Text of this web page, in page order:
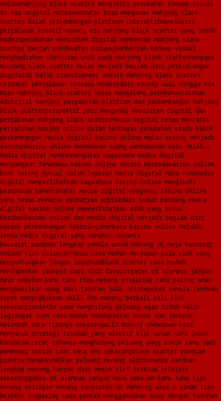
onlinemahjong black scatter mengikuti perubahan konsep visual
di era digital modernsorotan baru mengenai mahjong black
scatter dalam perkembangan platform interaktifmenelusuri
perjalanan kreatif menuju era mahjong black scatter yang lebih
modernperubahan ekosistem digital membentuk mahjong black
scatter dengan pendekatan baruperkembangan konsep visual
menghadirkan identitas unik pada mahjong black scattermengapa
mahjong black scatter mulai menjadi bagian dari perbincangan
digitaldi balik transformasi desain mahjong black scatter
terdapat perjalanan inovasi moderndari konsep awal hingga era
baru mahjong black scatter terus mengalami perubahancatatan
editorial tentang pergeseran platform dan perkembangan mahjong
black scatterperspektif baru mengenai ekosistem digital dan
perjalanan mahjong black scattermedia digital terus mencatat
perjalanan kasino online dalam berbagai perubahan eradi balik
perkembangan media digital kasino online mulai sering menjadi
sorotankasino online menemukan ruang pembahasan baru melalui
media digital modernmengulas bagaimana media digital
mengangkat fenomena kasino online secara berbedakasino online
kian sering muncul dalam laporan media digital masa kinimedia
digital memperlihatkan bagaimana kasino online mengikuti
perubahan zamancatatan media digital mengenai kasino online
yang terus menarik perhatian publikdari sudut pandang media
digital kasino online memperlihatkan arah yang terus
berubahkasino online dan media digital menjadi bagian dari
narasi perkembangan teknologimembaca kasino online melalui
lensa media digital yang semakin dinamis
baccarat panduan lengkap pemula untuk menang di meja baccarat
online klik disinibonanza cara mudah menyusun pola slot yang
menguntungkan jangan lewatkanblack scatter cara mudah
mendapatkan jackpot dari slot favoritgates of olympus jangan
main sebelum kamu tahu tips menang iniparlay cara paling aman
menghasilkan uang dari taruhan judi onlinepoker pemula panduan
cepat meningkatkan skill dan menang berkali kali klik
sekarangroulette cara menghitung peluang agar tidak kalah
lagisugar rush cara mudah mendapatkan bonus dan jackpot
melimpah baca tipsnya sekarangwild bounty showdown cara
mengatur strategi taruhan yang efektif klik untuk tahu lebih
banyakbaccarat rahasia menghitung peluang yang bikin kamu jadi
pemenang setiap saat baca ini sekarangblack scatter panduan
praktis memaksimalkan peluang menang slotbonanza panduan
lengkap menang banyak dari mesin slot terbaru pelajari
sekaranggates of olympus jangan main sebelum kamu tahu tips
menang iniingin menang konsisten di mahjong ways 2 simak tips
berikut iniparlay cara pintar menggandakan uang dengan taruhan